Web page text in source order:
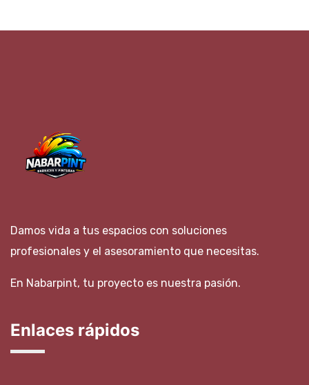
Damos vida a tus espacios con soluciones
profesionales y el asesoramiento que necesitas.
En Nabarpint, tu proyecto es nuestra pasión.
Enlaces rápidos